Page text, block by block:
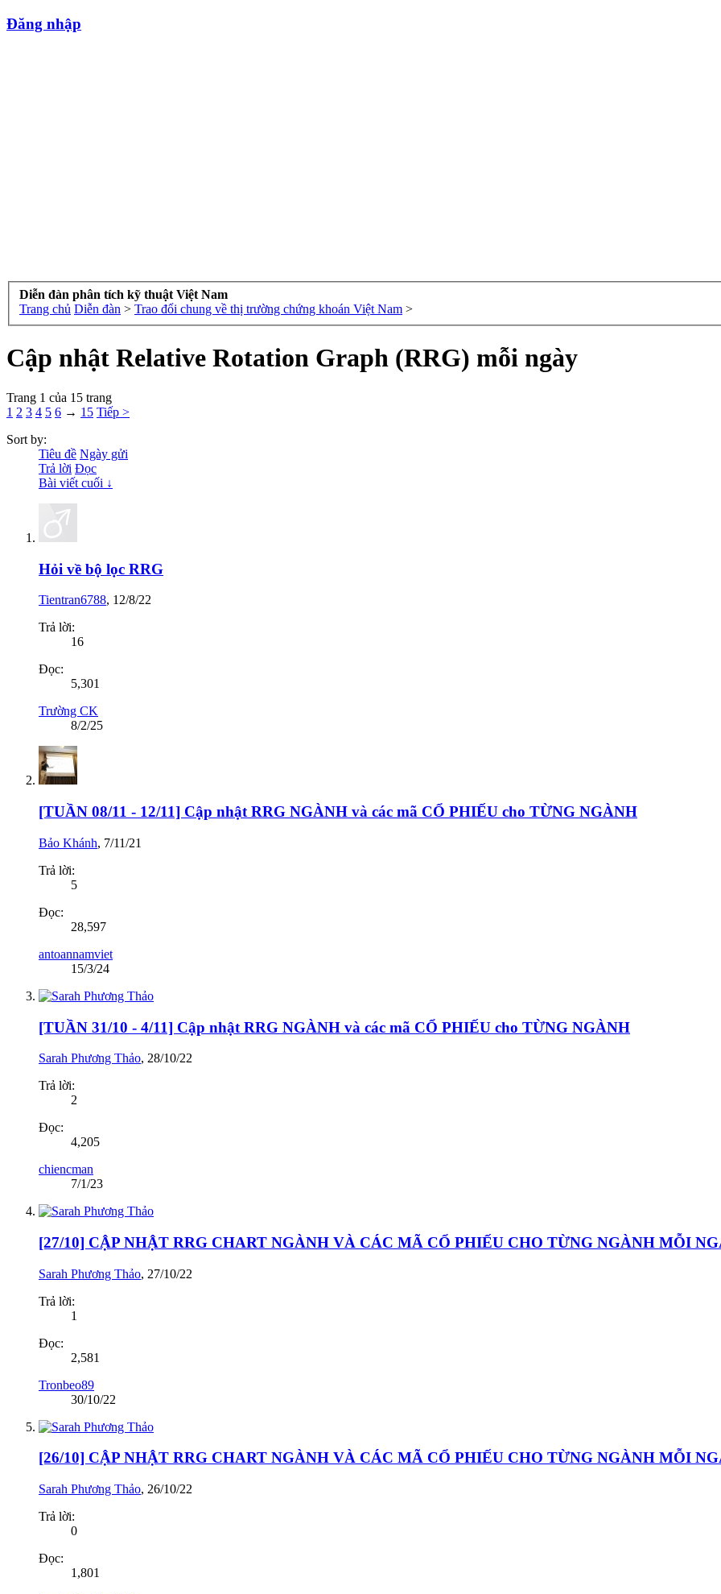
Đăng nhập
Diễn đàn phân tích kỹ thuật Việt Nam
Trang chủ Diễn đàn > Trao đổi chung về thị trường chứng khoán Việt Nam >
Cập nhật Relative Rotation Graph (RRG) mỗi ngày
Trang 1 của 15 trang
1 2 3 4 5 6 → 15 Tiếp >
Sort by:
Tiêu đề Ngày gửi
Trả lời Đọc
Bài viết cuối ↓
Hỏi về bộ lọc RRG
Tientran6788, 12/8/22
Trả lời:
16
Đọc:
5,301
Trường CK
8/2/25
[TUẦN 08/11 - 12/11] Cập nhật RRG NGÀNH và các mã CỔ PHIẾU cho TỪNG NGÀNH
Bảo Khánh, 7/11/21
Trả lời:
5
Đọc:
28,597
antoannamviet
15/3/24
[TUẦN 31/10 - 4/11] Cập nhật RRG NGÀNH và các mã CỔ PHIẾU cho TỪNG NGÀNH
Sarah Phương Thảo, 28/10/22
Trả lời:
2
Đọc:
4,205
chiencman
7/1/23
[27/10] CẬP NHẬT RRG CHART NGÀNH VÀ CÁC MÃ CỔ PHIẾU CHO TỪNG NGÀNH MỖI
Sarah Phương Thảo, 27/10/22
Trả lời:
1
Đọc:
2,581
Tronbeo89
30/10/22
[26/10] CẬP NHẬT RRG CHART NGÀNH VÀ CÁC MÃ CỔ PHIẾU CHO TỪNG NGÀNH MỖI
Sarah Phương Thảo, 26/10/22
Trả lời:
0
Đọc:
1,801